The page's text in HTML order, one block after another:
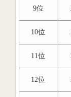
9位
10位
11位
12位